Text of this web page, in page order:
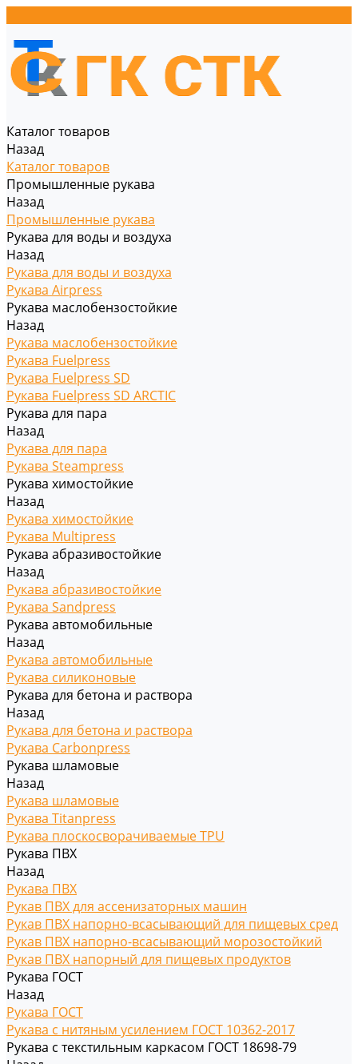
Каталог товаров
Назад
Каталог товаров
Промышленные рукава
Назад
Промышленные рукава
Рукава для воды и воздуха
Назад
Рукава для воды и воздуха
Рукава Airpress
Рукава маслобензостойкие
Назад
Рукава маслобензостойкие
Рукава Fuelpress
Рукава Fuelpress SD
Рукава Fuelpress SD ARCTIC
Рукава для пара
Назад
Рукава для пара
Рукава Steampress
Рукава химостойкие
Назад
Рукава химостойкие
Рукава Multipress
Рукава абразивостойкие
Назад
Рукава абразивостойкие
Рукава Sandpress
Рукава автомобильные
Назад
Рукава автомобильные
Рукава силиконовые
Рукава для бетона и раствора
Назад
Рукава для бетона и раствора
Рукава Carbonpress
Рукава шламовые
Назад
Рукава шламовые
Рукава Titanpress
Рукава плоскосворачиваемые TPU
Рукава ПВХ
Назад
Рукава ПВХ
Рукав ПВХ для ассенизаторных машин
Рукав ПВХ напорно-всасывающий для пищевых сред
Рукав ПВХ напорно-всасывающий морозостойкий
Рукав ПВХ напорный для пищевых продуктов
Рукава ГОСТ
Назад
Рукава ГОСТ
Рукава с нитяным усилением ГОСТ 10362-2017
Рукава с текстильным каркасом ГОСТ 18698-79